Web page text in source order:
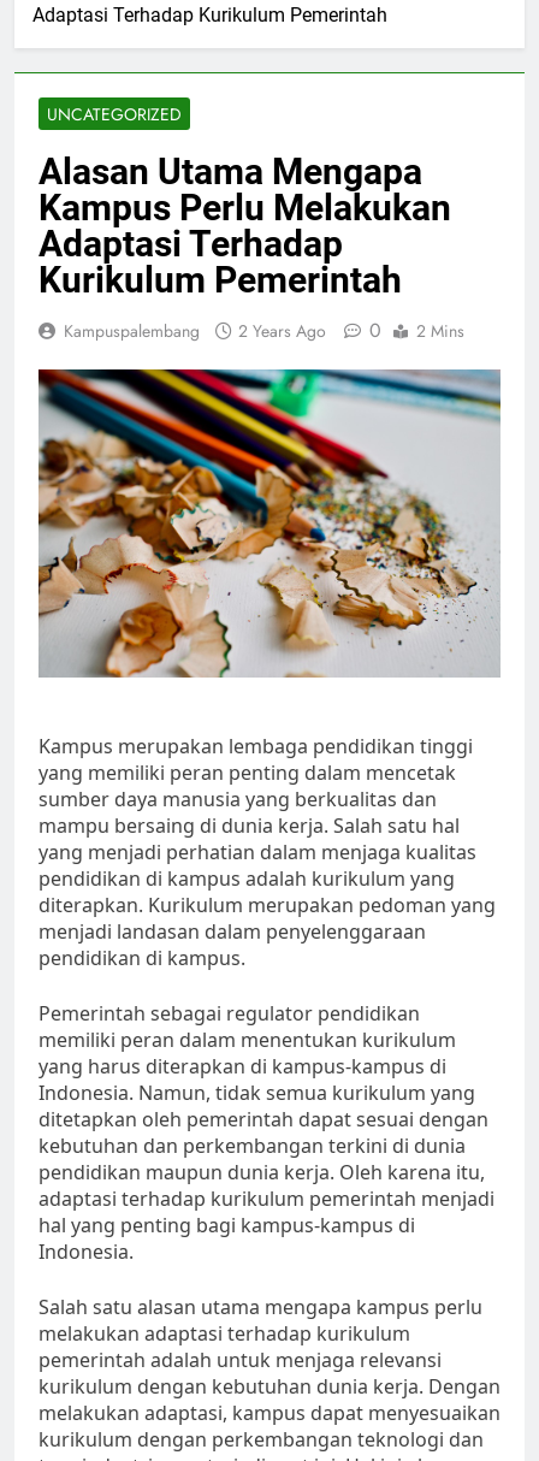
Adaptasi Terhadap Kurikulum Pemerintah
UNCATEGORIZED
Alasan Utama Mengapa
Kampus Perlu Melakukan
Adaptasi Terhadap
Kurikulum Pemerintah
Kampuspalembang 2 Years Ago 0 2 Mins
Kampus merupakan lembaga pendidikan tinggi
yang memiliki peran penting dalam mencetak
sumber daya manusia yang berkualitas dan
mampu bersaing di dunia kerja. Salah satu hal
yang menjadi perhatian dalam menjaga kualitas
pendidikan di kampus adalah kurikulum yang
diterapkan. Kurikulum merupakan pedoman yang
menjadi landasan dalam penyelenggaraan
pendidikan di kampus.
Pemerintah sebagai regulator pendidikan
memiliki peran dalam menentukan kurikulum
yang harus diterapkan di kampus-kampus di
Indonesia. Namun, tidak semua kurikulum yang
ditetapkan oleh pemerintah dapat sesuai dengan
kebutuhan dan perkembangan terkini di dunia
pendidikan maupun dunia kerja. Oleh karena itu,
adaptasi terhadap kurikulum pemerintah menjadi
hal yang penting bagi kampus-kampus di
Indonesia.
Salah satu alasan utama mengapa kampus perlu
melakukan adaptasi terhadap kurikulum
pemerintah adalah untuk menjaga relevansi
kurikulum dengan kebutuhan dunia kerja. Dengan
melakukan adaptasi, kampus dapat menyesuaikan
kurikulum dengan perkembangan teknologi dan